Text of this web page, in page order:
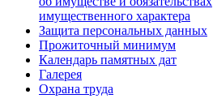
имущественного характера
Защита персональных данных
Прожиточный минимум
Календарь памятных дат
Галерея
Охрана труда